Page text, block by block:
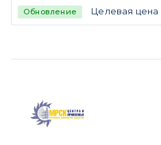
Обновление Целевая